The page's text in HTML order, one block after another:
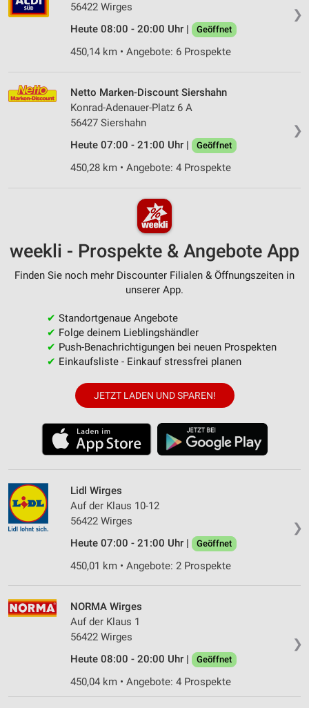
❯
56422 Wirges
Heute 08:00 - 20:00 Uhr |
Geöffnet
450,14 km • Angebote: 6 Prospekte
❯
Netto Marken-Discount Siershahn
Konrad-Adenauer-Platz 6 A
56427 Siershahn
Heute 07:00 - 21:00 Uhr |
Geöffnet
450,28 km • Angebote: 4 Prospekte
weekli - Prospekte & Angebote App
Finden Sie noch mehr Discounter Filialen & Öffnungszeiten in
unserer App.
✔ Standortgenaue Angebote
✔ Folge deinem Lieblingshändler
✔ Push-Benachrichtigungen bei neuen Prospekten
✔ Einkaufsliste - Einkauf stressfrei planen
JETZT LADEN UND SPAREN!
❯
Lidl Wirges
Auf der Klaus 10-12
56422 Wirges
Heute 07:00 - 21:00 Uhr |
Geöffnet
450,01 km • Angebote: 2 Prospekte
❯
NORMA Wirges
Auf der Klaus 1
56422 Wirges
Heute 08:00 - 20:00 Uhr |
Geöffnet
450,04 km • Angebote: 4 Prospekte